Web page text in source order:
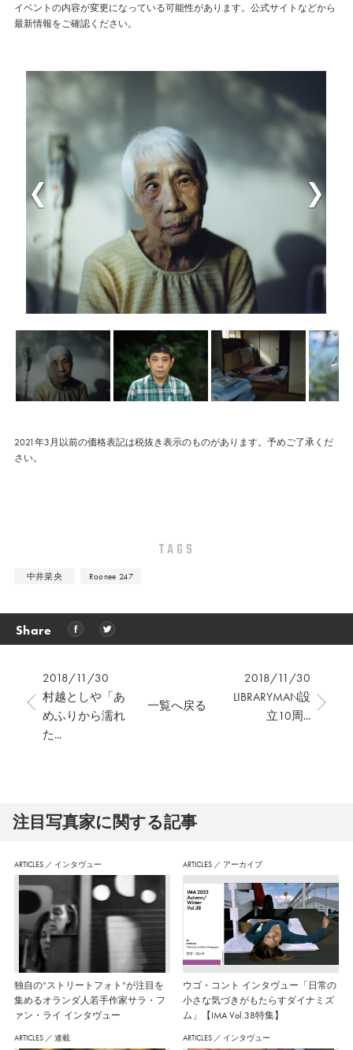
イベントの内容が変更になっている可能性があります。公式サイトなどから
最新情報をご確認ください。
2021年3月以前の価格表記は税抜き表示のものがあります。予めご了承くだ
さい。
TAGS
中井菜央 Roonee 247
Share
2018/11/30
村越としや「あ
めふりから濡れ
た...
2018/11/30
LIBRARYMAN設
立10周...
一覧へ戻る
注⽬写真家に関する記事
ARTICLES ／ インタヴュー
独自の“ストリートフォト”が注目を
集めるオランダ人若手作家サラ・フ
ァン・ライ インタヴュー
ARTICLES ／ アーカイブ
ウゴ・コント インタヴュー「日常の
小さな気づきがもたらすダイナミズ
ム」【IMA Vol.38特集】
ARTICLES ／ 連載 ARTICLES ／ インタヴュー